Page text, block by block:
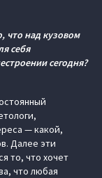
что над кузовом
себя
сегодня?
— какой,
Далее эти
то, что хочет
что любая